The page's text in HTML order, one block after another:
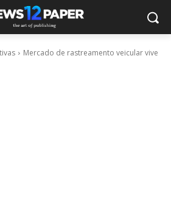
Mercado de rastreamento veicular vive